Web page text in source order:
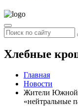
Хлебные
Главная
Новости
Жители Южной
«нейтральные